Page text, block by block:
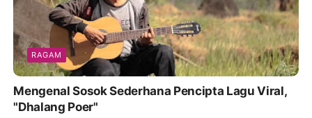
RAGAM
Mengenal Sosok Sederhana Pencipta Lagu Viral,
"Dhalang Poer"